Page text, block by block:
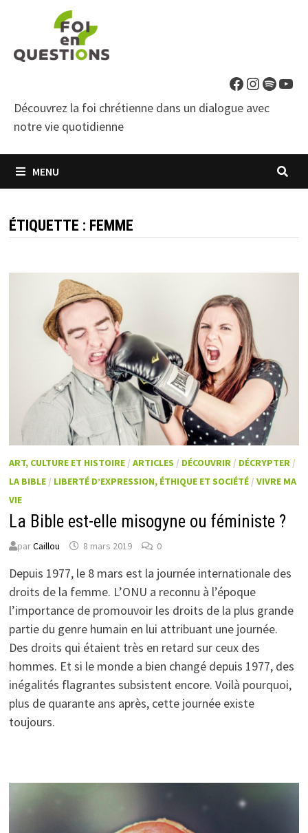
contenu
Facebook
Découvrez la foi chrétienne dans un dialogue avec
notre vie quotidienne
MENU
ÉTIQUETTE : FEMME
ART, CULTURE ET HISTOIRE /ARTICLES / DÉCOUVRIR / DÉCRYPTER /
LA BIBLE / LIBERTÉ D’EXPRESSION, ÉTHIQUE ET SOCIÉTÉ /VIVRE MA
VIE
La Bible est-elle misogyne ou féministe ?
parCaillou 8 mars 2019 0
Depuis 1977, le 8 mars est la journée internationale des
droits de la femme. L’ONU a reconnu à l’époque
l’importance de promouvoir les droits de la plus grande
partie du genre humain en lui attribuant une journée.
Des droits qui étaient très en retard sur ceux des
hommes. Et si le monde a bien changé depuis 1977, des
inégalités flagrantes subsistent encore. Voilà pourquoi,
plus de quarante ans après, cette journée existe
toujours.